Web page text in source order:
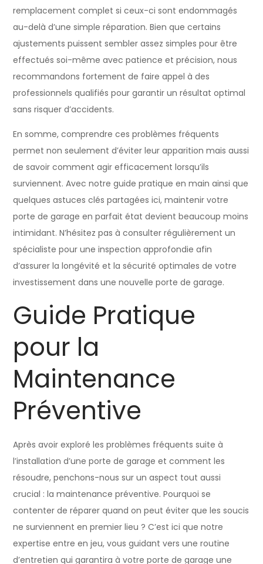
remplacement complet si ceux-ci sont endommagés
au-delà d’une simple réparation. Bien que certains
ajustements puissent sembler assez simples pour être
effectués soi-même avec patience et précision, nous
recommandons fortement de faire appel à des
professionnels qualifiés pour garantir un résultat optimal
sans risquer d’accidents.
En somme, comprendre ces problèmes fréquents
permet non seulement d’éviter leur apparition mais aussi
de savoir comment agir efficacement lorsqu’ils
surviennent. Avec notre guide pratique en main ainsi que
quelques astuces clés partagées ici, maintenir votre
porte de garage en parfait état devient beaucoup moins
intimidant. N’hésitez pas à consulter régulièrement un
spécialiste pour une inspection approfondie afin
d’assurer la longévité et la sécurité optimales de votre
investissement dans une nouvelle porte de garage.
Guide Pratique
pour la
Maintenance
Préventive
Après avoir exploré les problèmes fréquents suite à
l’installation d’une porte de garage et comment les
résoudre, penchons-nous sur un aspect tout aussi
crucial : la maintenance préventive. Pourquoi se
contenter de réparer quand on peut éviter que les soucis
ne surviennent en premier lieu ? C’est ici que notre
expertise entre en jeu, vous guidant vers une routine
d’entretien qui garantira à votre porte de garage une